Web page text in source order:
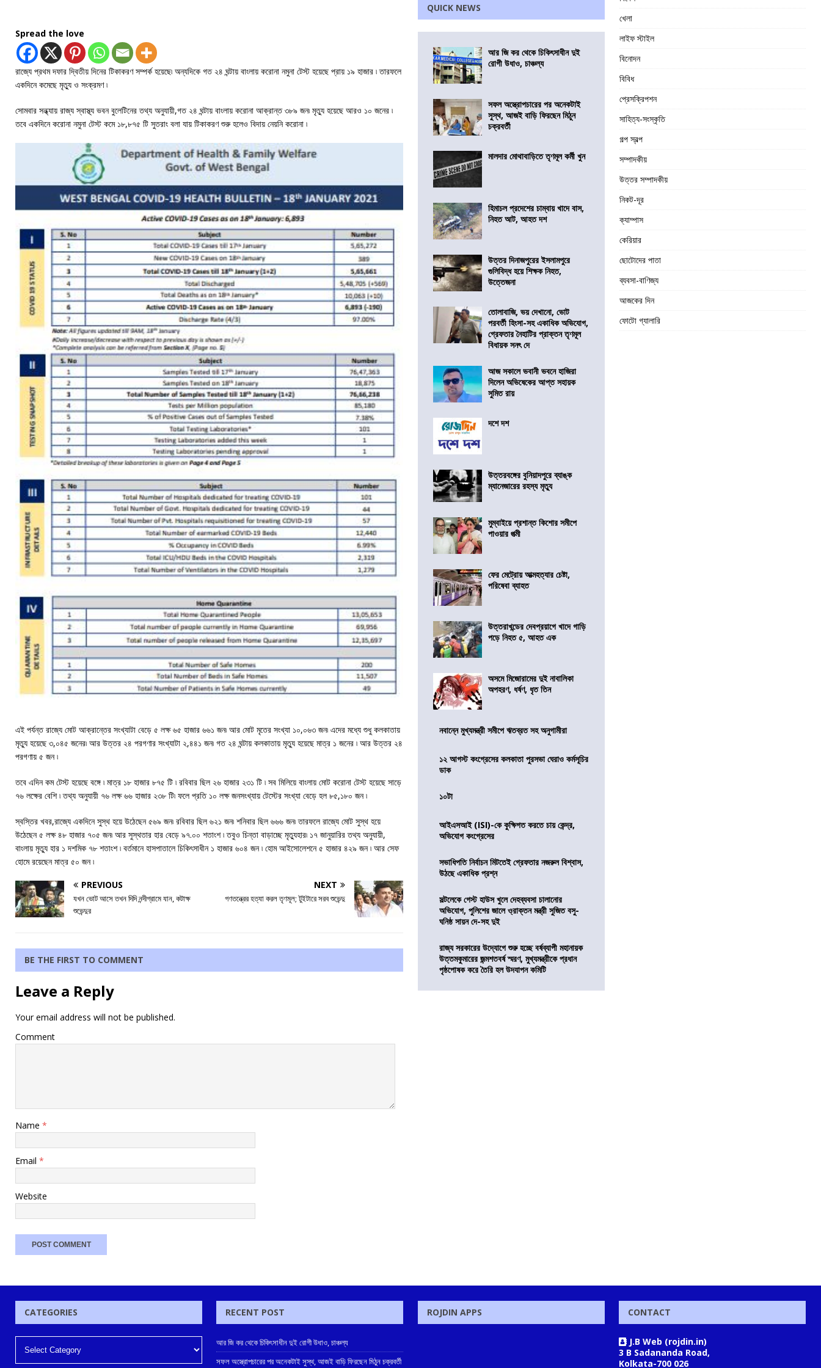
Spread the love
রাজ্যে প্রথম দফার দ্বিতীয় দিনের টিকাকরণ সম্পর্ক হয়েছে৷ অন্যদিকে গত ২৪ ঘন্টায় বাংলায় করোনা নমুনা টেস্ট হয়েছে প্রায় ১৯ হাজার ৷ তারফলে
একদিনে কমেছে মৃত্যু ও সংক্রমণ ৷
সোমবার সন্ধ্যায় রাজ্য স্বাস্থ্য ভবন বুলেটিনের তথ্য অনুযায়ী,গত ২৪ ঘন্টায় বাংলায় করোনা আক্রান্ত ৩৮৯ জন৷ মৃত্যু হয়েছে আরও ১০ জনের ৷
তবে একদিনে করোনা নমুনা টেস্ট কমে ১৮,৮৭৫ টি সুতরাং বলা যায় টিকাকরণ শুরু হলেও বিদায় নেয়নি করোনা ৷
এই পর্যন্ত রাজ্যে মোট আক্রান্তের সংখ্যাটা বেড়ে ৫ লক্ষ ৬৫ হাজার ৬৬১ জন৷ আর মোট মৃতের সংখ্যা ১০,০৬৩ জন৷ এদের মধ্যে শুধু কলকাতায়
মৃত্যু হয়েছে ৩,০৪৫ জনের৷ আর উত্তর ২৪ পরগণার সংখ্যাটা ২,৪৪১ জন৷ গত ২৪ ঘন্টায় কলকাতায় মৃত্যু হয়েছে মাত্র ১ জনের ৷ আর উত্তর ২৪
পরগণায় ৫ জন ৷
তবে এদিন কম টেস্ট হয়েছে বঙ্গে ৷ মাত্র ১৮ হাজার ৮৭৫ টি ৷ রবিবার ছিল ২৬ হাজার ২৩১ টি ৷ সব মিলিয়ে বাংলায় মোট করোনা টেস্ট হয়েছে সাড়ে
৭৬ লক্ষের বেশি ৷ তথ্য অনুযায়ী ৭৬ লক্ষ ৬৬ হাজার ২৩৮ টি৷ ফলে প্রতি ১০ লক্ষ জনসংখ্যায় টেস্টের সংখ্যা বেড়ে হল ৮৫,১৮০ জন ৷
স্বস্তির খবর,রাজ্যে একদিনে সুস্থ হয়ে উঠেছেন ৫৬৯ জন৷ রবিবার ছিল ৬২১ জন৷ শনিবার ছিল ৬৬৬ জন৷ তারফলে রাজ্যে মোট সুস্থ হয়ে
উঠেছেন ৫ লক্ষ ৪৮ হাজার ৭০৫ জন৷ আর সুস্থতার হার বেড়ে ৯৭.০০ শতাংশ ৷ তবুও চিন্তা বাড়াচ্ছে মৃত্যুহার৷ ১৭ জানুয়ারির তথ্য অনুযায়ী,
বাংলায় মৃত্যু হার ১ দশমিক ৭৮ শতাংশ ৷ বর্তমানে হাসপাতালে চিকিৎসাধীন ১ হাজার ৬০৪ জন ৷ হোম আইসোলেশনে ৫ হাজার ৪২৯ জন ৷ আর সেফ
হোমে রয়েছেন মাত্র ৫০ জন ৷
PREVIOUS
যখন ভোট আসে তখন দিদি নন্দীগ্রামে যান, কটাক্ষ
শুভেন্দুর
NEXT
গণতন্ত্রের হত্যা করল তৃণমূল; টুইটারে সরব শুভেন্দু
BE THE FIRST TO COMMENT
Leave a Reply
Your email address will not be published.
Comment
Name *
Email *
Website
QUICK NEWS
আর জি কর থেকে চিকিৎসাধীন দুই
রোগী উধাও, চাঞ্চল্য
সফল অস্ত্রোপচারের পর অনেকটাই
সুস্থ, আজই বাড়ি ফিরছেন মিঠুন
চক্রবর্তী
মালদার মোথাবাড়িতে তৃণমূল কর্মী খুন
হিমাচল প্রদেশের চাম্বায় খাদে বাস,
নিহত আট, আহত দশ
উত্তর দিনাজপুরের ইসলামপুরে
গুলিবিদ্ধ হয়ে শিক্ষক নিহত,
উত্তেজনা
তোলাবাজি, ভয় দেখানো, ভোট
পরবর্তী হিংসা-সহ একাধিক অভিযোগ,
গ্রেফতার নৈহাটির প্রাক্তন তৃণমূল
বিধায়ক সনৎ দে
আজ সকালে ভবানী ভবনে হাজিরা
দিলেন অভিষেকের আপ্ত সহায়ক
সুমিত রায়
দশে দশ
উত্তরবঙ্গের বুনিয়াদপুরে ব্যাঙ্ক
ম্যানেজারের রহস্য মৃত্যু
মুম্বাইয়ে প্রশান্ত কিশোর সমীপে
পাওয়ার পত্মী
ফের মেট্রোয় আত্মহত্যার চেষ্টা,
পরিষেবা ব্যাহত
উত্তরাখন্ডের দেবপ্রয়াগে খাদে গাড়ি
পড়ে নিহত ৫, আহত এক
অসমে মিজোরামের দুই নাবালিকা
অপহরণ, ধর্ষণ, ধৃত তিন
নবান্নে মুখ্যমন্ত্রী সমীপে ঋতব্রত সহ অনুগামীরা
১২ আগস্ট কংগ্রেসের কলকাতা পুরসভা ঘেরাও কর্মসূচির
ডাক
১০টা
আইএসআই (ISI)-কে কুক্ষিগত করতে চায় কেন্দ্র,
অভিযোগ কংগ্রেসের
সভাধিপতি নির্বাচন মিটতেই গ্রেফতার নজরুল বিশ্বাস,
উঠছে একাধিক প্রশ্ন
সল্টলেকে গেস্ট হাউস খুলে দেহব্যবসা চালানোর
অভিযোগ, পুলিশের জালে ও্রাক্তন মন্ত্রী সুজিত বসু-
ঘনিষ্ঠ সায়ন দে-সহ দুই
রাজ্য সরকারের উদ্যোগে শুরু হচ্ছে বর্ষব্যাপী মহানায়ক
উত্তমকুমারের জন্মশতবর্ষ স্মরণ, মুখ্যমন্ত্রীকে প্রধান
পৃষ্ঠপোষক করে তৈরি হল উদযাপন কমিটি
খেলা
লাইফ স্টাইল
বিনোদন
বিবিধ
প্রেসক্রিপশন
সাহিত্য-সংস্কৃতি
গল্প স্বল্প
সম্পাদকীয়
উত্তর সম্পাদকীয়
নিকট-দূর
ক্যাম্পাস
কেরিয়ার
ছোটোদের পাতা
ব্যবসা-বাণিজ্য
আজকের দিন
ফোটো গ্যালারি
CATEGORIES RECENT POST
আর জি কর থেকে চিকিৎসাধীন দুই রোগী উধাও, চাঞ্চল্য
সফল অস্ত্রোপচারের পর অনেকটাই সুস্থ, আজই বাড়ি ফিরছেন মিঠুন চক্রবর্তী
ROJDIN APPS CONTACT
J.B Web (rojdin.in)
3 B Sadananda Road,
Kolkata-700 026